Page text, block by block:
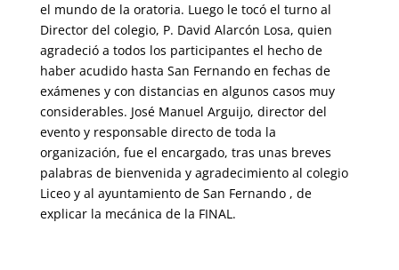
el mundo de la oratoria. Luego le tocó el turno al
Director del colegio, P. David Alarcón Losa, quien
agradeció a todos los participantes el hecho de
haber acudido hasta San Fernando en fechas de
exámenes y con distancias en algunos casos muy
considerables. José Manuel Arguijo, director del
evento y responsable directo de toda la
organización, fue el encargado, tras unas breves
palabras de bienvenida y agradecimiento al colegio
Liceo y al ayuntamiento de San Fernando , de
explicar la mecánica de la FINAL.